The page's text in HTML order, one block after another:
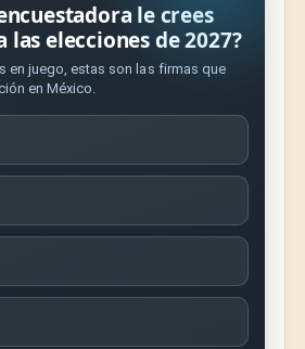
le crees
las elecciones de 2027?
en juego, estas son las firmas que
en México.